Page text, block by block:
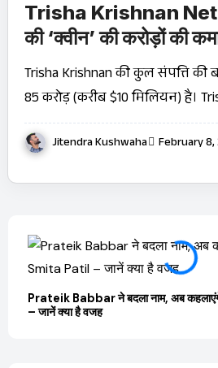
Trisha Krishnan
की ‘क्वीन’ की करोड़ों की
कुल संपत्ति!
Trisha Krishnan की कुल संपत्ति की बात करें तो यह लगभग
₹85 करोड़ (करीब $10 मिलियन) है।
Jitendra Kushwaha February 8,
Prateik Babbar ने बदला नाम, अब
– जानें क्या है वजह